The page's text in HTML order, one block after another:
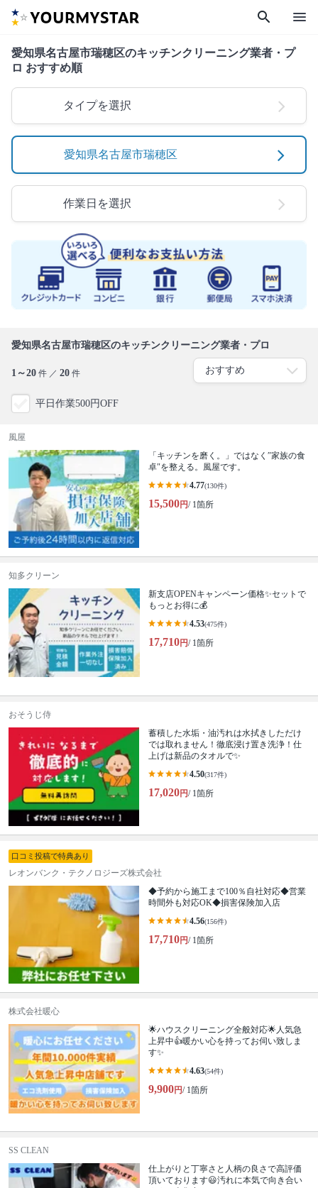
search menu
愛知県名古屋市瑞穂区のキッチンクリーニング業者・プ
ロ おすすめ順
タイプを選択
愛知県名古屋市瑞穂区
作業日を選択
愛知県名古屋市瑞穂区のキッチンクリーニング業者・プロ
1～20 件 ／ 20 件
平日作業500円OFF
風屋
「キッチンを磨く。」ではなく″家族の食
卓″を整える。風屋です。
4.77(130件)
15,500円/ 1箇所
知多クリーン
新支店OPENキャンペーン価格✨セットで
もっとお得に💰
4.53(475件)
17,710円/ 1箇所
おそうじ侍
蓄積した水垢・油汚れは水拭きしただけ
では取れません！徹底浸け置き洗浄！仕
上げは新品のタオルで✨
4.50(317件)
17,020円/ 1箇所
口コミ投稿で特典あり
レオンバンク・テクノロジーズ株式会社
◆予約から施工まで100％自社対応◆営業
時間外も対応OK◆損害保険加入店
4.56(156件)
17,710円/ 1箇所
株式会社暖心
🌟ハウスクリーニング全般対応🌟人気急
上昇中👍暖かい心を持ってお伺い致しま
す✨
4.63(54件)
9,900円/ 1箇所
SS CLEAN
仕上がりと丁寧さと人柄の良さで高評価
頂いております😃汚れに本気で向き合い